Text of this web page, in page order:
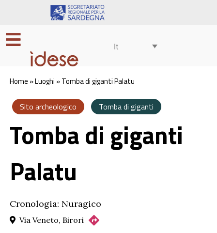
It
Home »Luoghi »Tomba di giganti Palatu
Sito archeologico Tomba di giganti
Tomba di giganti
Palatu
Cronologia: Nuragico
Via Veneto, Birori